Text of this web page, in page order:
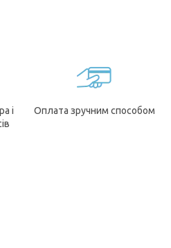
і
Оплата зручним способом